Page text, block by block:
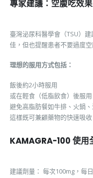
專家建議：空腹吃效
臺灣泌尿科醫學會（TSU）
佳，但也提醒患者不要過度
理想的服用方式包括：
飯後約2小時服用
或在輕食（低脂飲食）後服用
避免高脂肪餐如牛排、火鍋
這樣既可兼顧藥物的快速吸
KAMAGRA-100 使用
建議劑量： 每次100mg，每